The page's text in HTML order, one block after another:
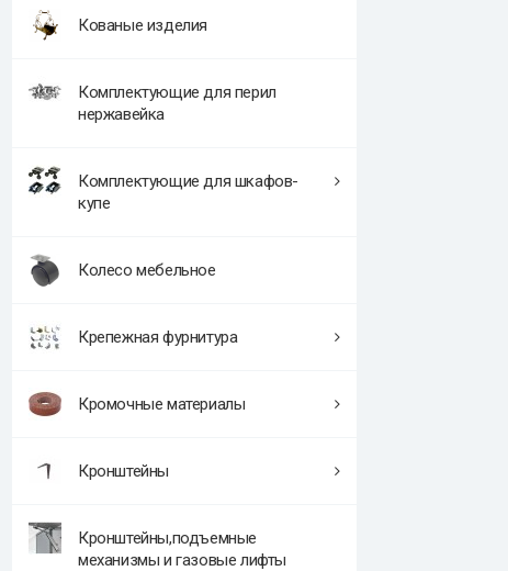
Кованые изделия
Комплектующие для перил
нержавейка
Комплектующие для шкафов-
купе
Колесо мебельное
Крепежная фурнитура
Кромочные материалы
Кронштейны
Кронштейны,подъемные
механизмы и газовые лифты